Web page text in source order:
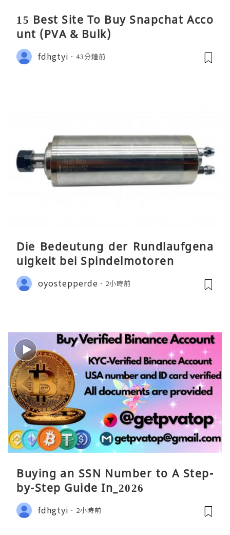
15 Best Site To Buy Snapchat Acco
unt (PVA & Bulk)
fdhgtyi 43分鐘前
Die Bedeutung der Rundlaufgena
uigkeit bei Spindelmotoren
oyostepperde 2小時前
Buying an SSN Number to A Step-
by-Step Guide In_2026
fdhgtyi 2小時前